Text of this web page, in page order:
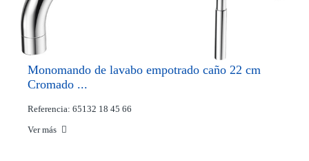
Monomando de lavabo empotrado caño 22 cm
Cromado ...
Referencia: 65132 18 45 66
Ver más